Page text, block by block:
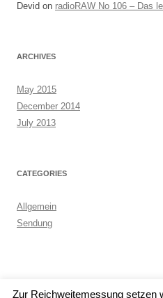
Devid on radioRAW No 106 – Das
ARCHIVES
May 2015
December 2014
July 2013
CATEGORIES
Allgemein
Sendung
Zur Reichweitemessung setzen